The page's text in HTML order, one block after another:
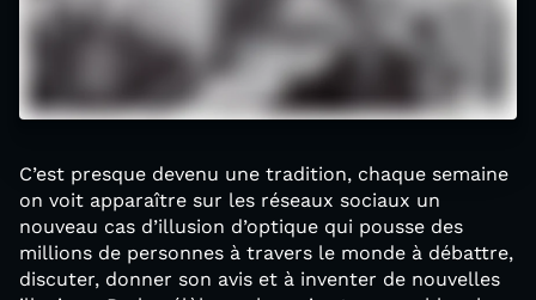
C’est presque devenu une tradition, chaque semaine
on voit apparaître sur les réseaux sociaux un
nouveau cas d’illusion d’optique qui pousse des
millions de personnes à travers le monde à débattre,
discuter, donner son avis et à inventer de nouvelles